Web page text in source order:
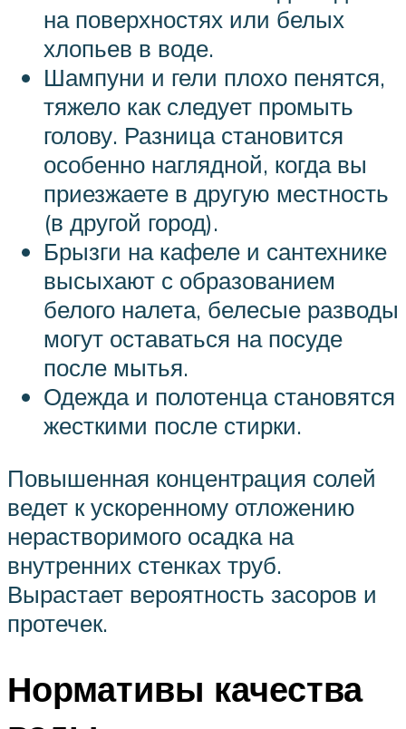
на поверхностях или белых
хлопьев в воде.
Шампуни и гели плохо пенятся,
тяжело как следует промыть
голову. Разница становится
особенно наглядной, когда вы
приезжаете в другую местность
(в другой город).
Брызги на кафеле и сантехнике
высыхают с образованием
белого налета, белесые разводы
могут оставаться на посуде
после мытья.
Одежда и полотенца становятся
жесткими после стирки.
Повышенная концентрация солей
ведет к ускоренному отложению
нерастворимого осадка на
внутренних стенках труб.
Вырастает вероятность засоров и
протечек.
Нормативы качества